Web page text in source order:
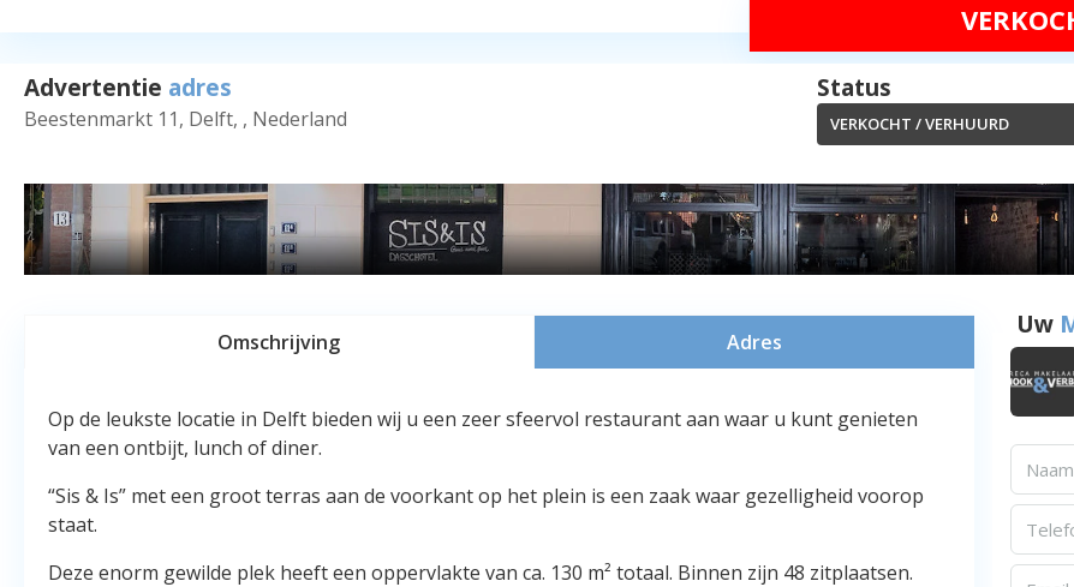
Advertentie adres
Beestenmarkt 11, Delft, , Nederland
Status
VERKOCHT / VERHUURD
Omschrijving Adres
Op de leukste locatie in Delft bieden wij u een zeer sfeervol restaurant aan waar u kunt genieten
van een ontbijt, lunch of diner.
“Sis & Is” met een groot terras aan de voorkant op het plein is een zaak waar gezelligheid voorop
staat.
Deze enorm gewilde plek heeft een oppervlakte van ca. 130 m² totaal. Binnen zijn 48 zitplaatsen.
Uw